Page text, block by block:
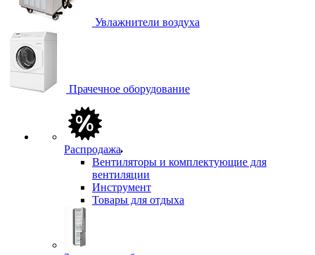
Увлажнители воздуха
Прачечное оборудование
Распродажа
Вентиляторы и комплектующие для
вентиляции
Инструмент
Товары для отдыха